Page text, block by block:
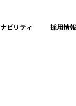
ビリティ 採用情報